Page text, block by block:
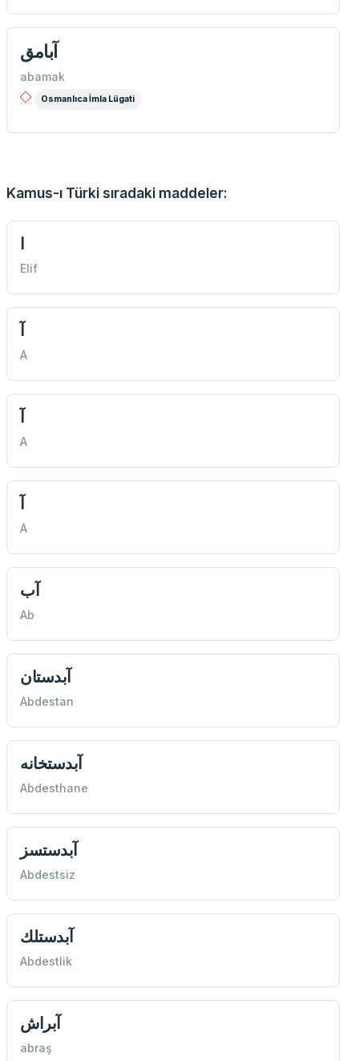
آبامق
abamak
Osmanlıca İmla Lügati
Kamus-ı Türki sıradaki maddeler:
ا
Elif
آ
A
آ
A
آ
A
آب
Ab
آبدستان
Abdestan
آبدستخانه
Abdesthane
آبدستسز
Abdestsiz
آبدستلك
Abdestlik
آبراش
abraş